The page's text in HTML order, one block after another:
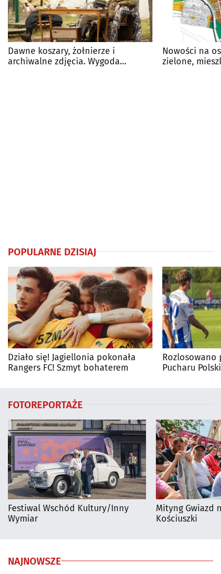
Dawne koszary, żołnierze i
archiwalne zdjęcia. Wygoda
Nowości na
zielone,
POPULARNE DZISIAJ
Działo się! Jagiellonia pokonała
Rangers FC! Szmyt bohaterem
Rozlosowano
Pucharu Polski
FOTOREPORTAŻE
Festiwal Wschód Kultury/Inny
Wymiar
Mityng Gwiazd
Kościuszki
NAJNOWSZE